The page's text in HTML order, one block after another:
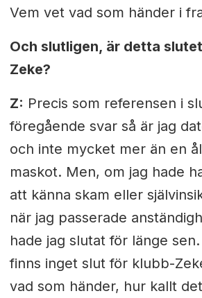
Vem vet vad som händer i
Och slutligen, är detta
Zeke?
Z: Precis som referensen i
föregående svar så är jag
och inte mycket mer än en
maskot. Men, om jag hade
att känna skam eller
när jag passerade
hade jag slutat för länge
finns inget slut för klubb-
vad som händer, hur kallt